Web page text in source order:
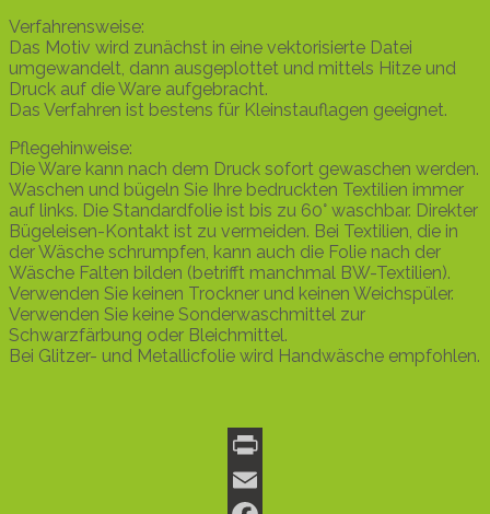
Verfahrensweise:
Das Motiv wird zunächst in eine vektorisierte Datei
umgewandelt, dann ausgeplottet und mittels Hitze und
Druck auf die Ware aufgebracht.
Das Verfahren ist bestens für Kleinstauflagen geeignet.
Pflegehinweise:
Die Ware kann nach dem Druck sofort gewaschen werden.
Waschen und bügeln Sie Ihre bedruckten Textilien immer
auf links. Die Standardfolie ist bis zu 60° waschbar. Direkter
Bügeleisen-Kontakt ist zu vermeiden. Bei Textilien, die in
der Wäsche schrumpfen, kann auch die Folie nach der
Wäsche Falten bilden (betrifft manchmal BW-Textilien).
Verwenden Sie keinen Trockner und keinen Weichspüler.
Verwenden Sie keine Sonderwaschmittel zur
Schwarzfärbung oder Bleichmittel.
Bei Glitzer- und Metallicfolie wird Handwäsche empfohlen.
Print